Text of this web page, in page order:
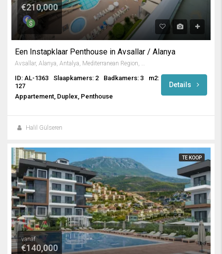
€210,000
Een Instapklaar Penthouse in Avsallar / Alanya
Avsallar, Alanya, Antalya, Mediterranean Region, Turkey
ID: AL-1363 Slaapkamers: 2 Badkamers: 3
m2:
127
Appartement, Duplex, Penthouse
Details
Halil Gülseren
TE KOOP
vanaf
€140,000